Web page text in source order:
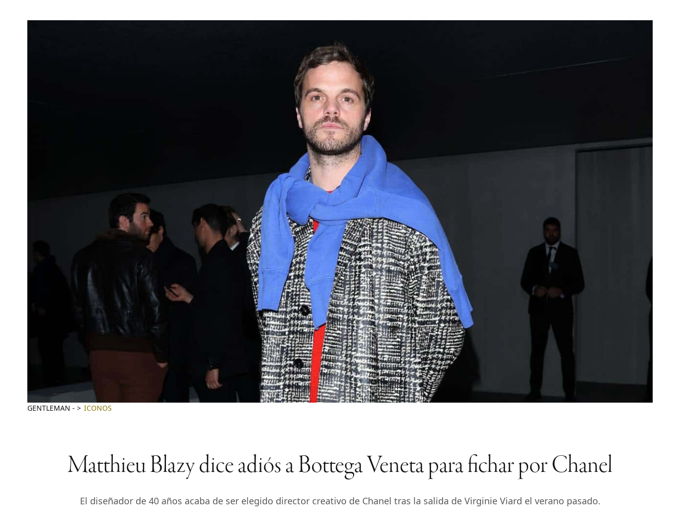
GENTLEMAN - ICONOS
Matthieu Blazy dice adiós a Bottega Veneta para fichar por Chanel
El diseñador de 40 años acaba de ser elegido director creativo de Chanel tras la salida de Virginie Viard el verano pasado.